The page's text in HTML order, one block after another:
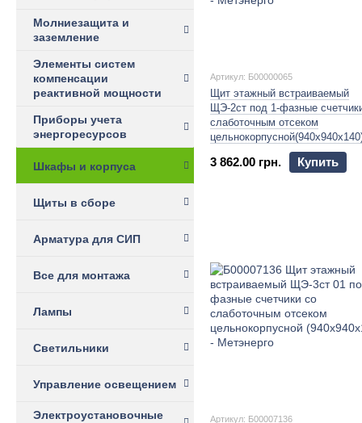
Артикул: Б00000065
Щит этажный встраиваемый
ЩЭ-2ст под 1-фазные
слаботочным отсеком
3 862.00 грн. Купить
Артикул: Б00007136
Молниезащита и
заземление
Элементы систем
компенсации
реактивной мощности
Приборы учета
энергоресурсов
Шкафы и корпуса
Щиты в сборе
Арматура для СИП
Все для монтажа
Лампы
Светильники
Управление освещением
Электроустановочные